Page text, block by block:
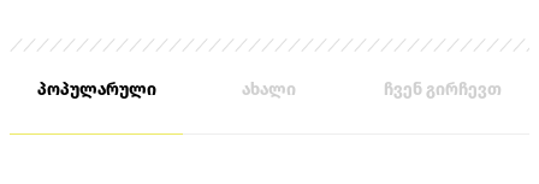
პოპულარული ახალი ჩვენ გირჩევთ